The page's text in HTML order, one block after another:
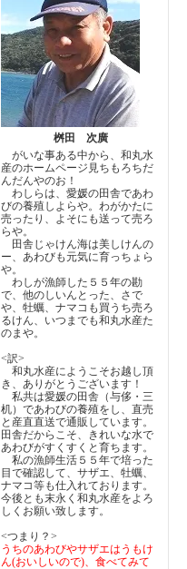
桝田 次廣
がいな事ある中から、和丸水
産のホームページ見ちもろちだ
んだんやのお！
わしらは、愛媛の田舎であわ
びの養殖しよらや。わがかたに
売ったり、よそにも送って売ろ
らや。
田舎じゃけん海は美しけんの
ー、あわびも元気に育っちょら
や。
わしが漁師した５５年の勘
で、他のしいんとった、さで
や、牡蠣、ナマコも買うち売ろ
るけん、いつまでも和丸水産た
のまや。
<訳>
和丸水産にようこそお越し頂
き、ありがとうございます！
私共は愛媛の田舎（与侈・三
机）であわびの養殖をし、直売
と産直直送で通販しています。
田舎だからこそ、きれいな水で
あわびがすくすくと育ちます。
私の漁師生活５５年で培った
目で確認して、サザエ、牡蠣、
ナマコ等も仕入れております。
今後とも末永く和丸水産をよろ
しくお願い致します。
<つまり？>
うちのあわびやサザエはうもけ
ん(おいしいので)、食べてみて